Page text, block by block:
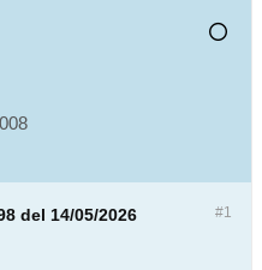
#1
del 14/05/2026